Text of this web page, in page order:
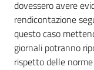
dovessero avere
rendicontazione
questo caso
giornali potranno
rispetto delle